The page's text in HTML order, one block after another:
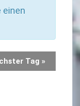
einen
Tag »